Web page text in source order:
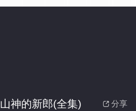
 分享
山神的新郎(全集)